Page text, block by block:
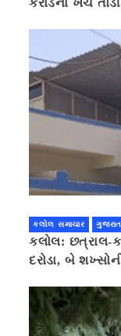
કરોડના ખર્ચે
કલોલ સમાચાર
કલોલ: છત્રાલ-
દરોડા, બે